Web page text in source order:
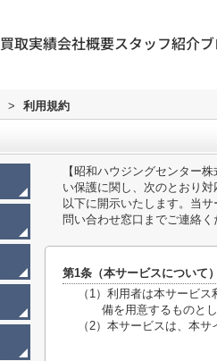
買取実績会社概要スタッフ紹介
> 利用規約
【昭和ハウジングセンター
い保護に関し、次のとおり
以下に開示いたします。当
問い合わせ窓口までご連絡く
第1条（本サービスについて）
（1）利用者は本サービ
備を用意するものとし
（2）本サービスは、本